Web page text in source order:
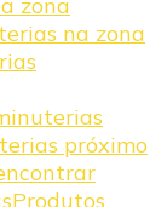
zona
na zona
próximo
Produtos